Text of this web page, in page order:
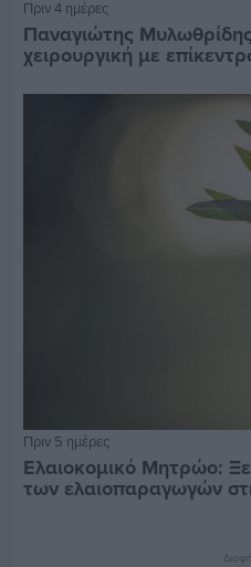
Πριν 4 ημέρες
Παναγιώτης
χειρουργική με
Πριν 5 ημέρες
Ελαιοκομικό Μητρώο:
των ελαιοπαραγωγών